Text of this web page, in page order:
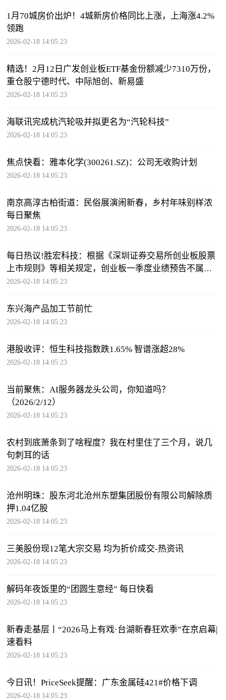
1月70城房价出炉！4城新房价格同比上涨，上海涨4.2%
领跑
2026-02-18 14:05:23
精选！2月12日广发创业板ETF基金份额减少7310万份，
重仓股宁德时代、中际旭创、新易盛
2026-02-18 14:05:23
海联讯完成杭汽轮吸并拟更名为“汽轮科技”
2026-02-18 14:05:23
焦点快看：雅本化学(300261.SZ)：公司无收购计划
2026-02-18 14:05:23
南京高淳古柏街道：民俗展演闹新春，乡村年味别样浓
每日聚焦
2026-02-18 14:05:23
每日热议!胜宏科技：根据《深圳证券交易所创业板股票
上市规则》等相关规定，创业板一季度业绩预告不属于
强制披露范围
2026-02-18 14:05:23
东兴海产品加工节前忙
2026-02-18 14:05:23
港股收评：恒生科技指数跌1.65% 智谱涨超28%
2026-02-18 14:05:23
当前聚焦：AI服务器龙头公司，你知道吗？
（2026/2/12）
2026-02-18 14:05:23
农村到底萧条到了啥程度？我在村里住了三个月，说几
句刺耳的话
2026-02-18 14:05:23
沧州明珠：股东河北沧州东塑集团股份有限公司解除质
押1.04亿股
2026-02-18 14:05:23
三美股份现12笔大宗交易 均为折价成交-热资讯
2026-02-18 14:05:23
解码年夜饭里的“团圆生意经” 每日快看
2026-02-18 14:05:23
新春走基层丨“2026马上有戏·台湖新春狂欢季”在京启幕|
速看料
2026-02-18 14:05:23
今日讯！PriceSeek提醒：广东金属硅421#价格下调
2026-02-18 14:05:23